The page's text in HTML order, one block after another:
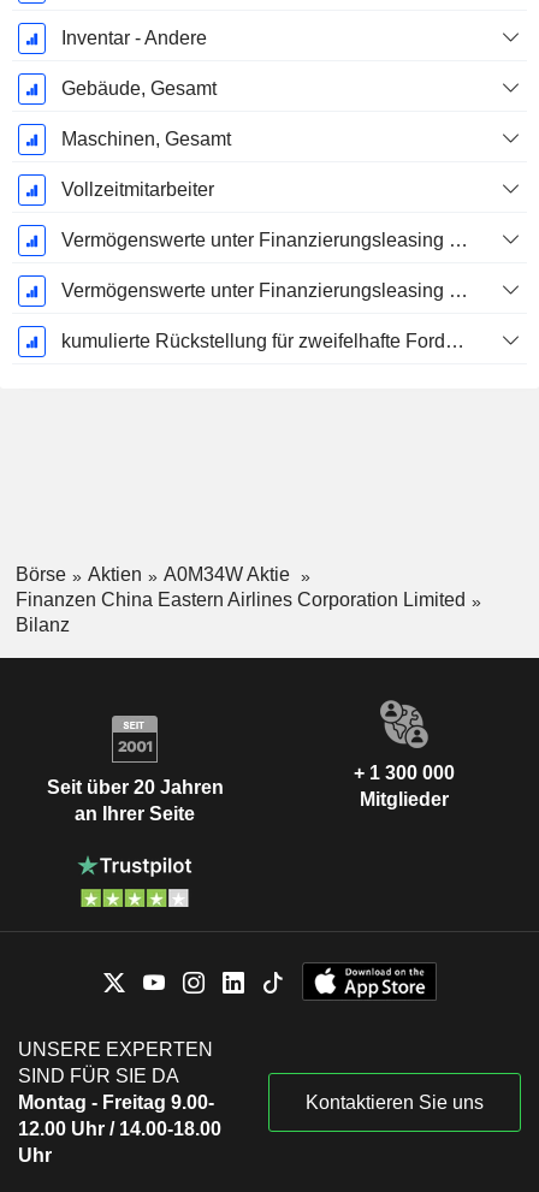
Inventar - Andere
Gebäude, Gesamt
Maschinen, Gesamt
Vollzeitmitarbeiter
Vermögenswerte unter Finanzierungsleasing - Brutto
Vermögenswerte unter Finanzierungsleasing - Kumulierte Abschreibung
kumulierte Rückstellung für zweifelhafte Forderungen (Zusatz)
Börse Aktien
A0M34W Aktie
Finanzen China Eastern Airlines Corporation Limited
Bilanz
Seit über 20 Jahren
an Ihrer Seite
+ 1 300 000
Mitglieder
UNSERE EXPERTEN
SIND FÜR SIE DA
Montag - Freitag 9.00-
12.00 Uhr / 14.00-18.00
Uhr
Kontaktieren Sie uns